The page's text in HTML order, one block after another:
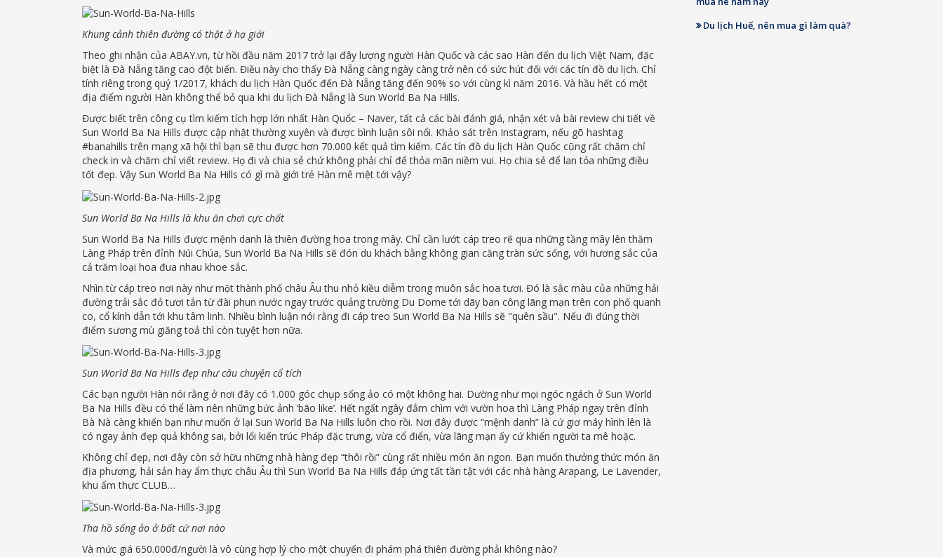
Khung cảnh thiên đường có thật ở hạ giới
Theo ghi nhận của ABAY.vn, từ hồi đầu năm 2017 trở lại đây lượng người Hàn Quốc và các sao Hàn đến du lịch Việt Nam, đặc
biệt là Đà Nẵng tăng cao đột biến. Điều này cho thấy Đà Nẵng càng ngày càng trở nên có sức hút đối với các tín đồ du lịch. Chỉ
tính riêng trong quý 1/2017, khách du lịch Hàn Quốc đến Đà Nẵng tăng đến 90% so với cùng kì năm 2016. Và hầu hết có một
địa điểm người Hàn không thể bỏ qua khi du lịch Đà Nẵng là Sun World Ba Na Hills.
Được biết trên công cụ tìm kiếm tích hợp lớn nhất Hàn Quốc – Naver, tất cả các bài đánh giá, nhận xét và bài review chi tiết về
Sun World Ba Na Hills được cập nhật thường xuyên và được bình luận sôi nổi. Khảo sát trên Instagram, nếu gõ hashtag
#banahills trên mạng xã hội thì bạn sẽ thu được hơn 70.000 kết quả tìm kiếm. Các tín đồ du lịch Hàn Quốc cũng rất chăm chỉ
check in và chăm chỉ viết review. Họ đi và chia sẻ chứ không phải chỉ để thỏa mãn niềm vui. Họ chia sẻ để lan tỏa những điều
tốt đẹp. Vậy Sun World Ba Na Hills có gì mà giới trẻ Hàn mê mệt tới vậy?
Sun World Ba Na Hills là khu ăn chơi cực chất
Sun World Ba Na Hills được mệnh danh là thiên đường hoa trong mây. Chỉ cần lướt cáp treo rẽ qua những tầng mây lên thăm
Làng Pháp trên đỉnh Núi Chúa, Sun World Ba Na Hills sẽ đón du khách bằng không gian căng tràn sức sống, với hương sắc của
cả trăm loại hoa đua nhau khoe sắc.
Nhìn từ cáp treo nơi này như một thành phố châu Âu thu nhỏ kiều diễm trong muôn sắc hoa tươi. Đó là sắc màu của những hải
đường trải sắc đỏ tươi tắn từ đài phun nước ngay trước quảng trường Du Dome tới dãy ban công lãng mạn trên con phố quanh
co, cổ kính dẫn tới khu tâm linh. Nhiều bình luận nói rằng đi cáp treo Sun World Ba Na Hills sẽ "quên sầu". Nếu đi đúng thời
điểm sương mù giăng toả thì còn tuyệt hơn nữa.
Sun World Ba Na Hills đẹp như câu chuyện cổ tích
Các bạn người Hàn nói rằng ở nơi đây có 1.000 góc chụp sống ảo có một không hai. Dường như mọi ngóc ngách ở Sun World
Ba Na Hills đều có thể làm nên những bức ảnh ‘bão like’. Hết ngất ngây đắm chìm với vườn hoa thì Làng Pháp ngay trên đỉnh
Bà Nà càng khiến bạn như muốn ở lại Sun World Ba Na Hills luôn cho rồi. Nơi đây được “mệnh danh” là cứ giơ máy hình lên là
có ngay ảnh đẹp quả không sai, bởi lối kiến trúc Pháp đặc trưng, vừa cổ điển, vừa lãng mạn ấy cứ khiến người ta mê hoặc.
Không chỉ đẹp, nơi đây còn sở hữu những nhà hàng đẹp “thôi rồi” cùng rất nhiều món ăn ngon. Bạn muốn thưởng thức món ăn
địa phương, hải sản hay ẩm thực châu Âu thì Sun World Ba Na Hills đáp ứng tất tần tật với các nhà hàng Arapang, Le Lavender,
khu ẩm thực CLUB…
Tha hồ sống ảo ở bất cứ nơi nào
Và mức giá 650.000đ/người là vô cùng hợp lý cho một chuyến đi phám phá thiên đường phải không nào?
Du lịch Huế, nên mua gì làm quà?